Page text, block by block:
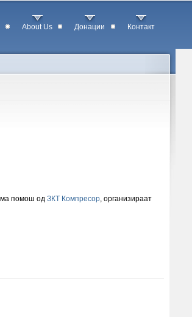
About Us Донации Контакт
помош од ЗКТ Компресор, организираат